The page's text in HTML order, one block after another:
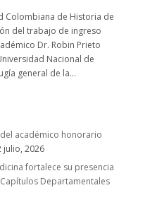
Colombiana de Historia de
del trabajo de ingreso
Dr. Robin Prieto
Nacional de
general de la...
académico honorario
julio, 2026
fortalece su presencia
Departamentales